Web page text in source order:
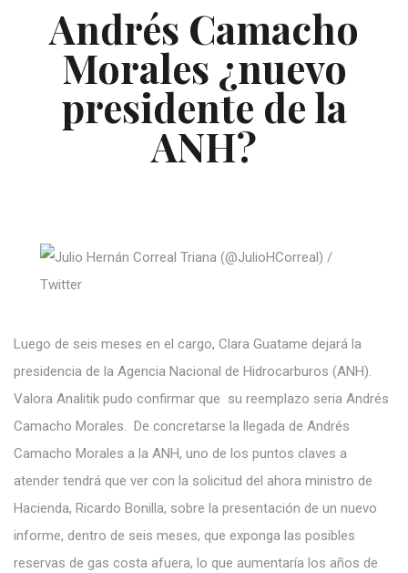
Andrés Camacho
Morales ¿nuevo
presidente de la
ANH?
Luego de seis meses en el cargo, Clara Guatame dejará la
presidencia de la Agencia Nacional de Hidrocarburos (ANH).
Valora Analitik pudo confirmar que su reemplazo seria Andrés
Camacho Morales. De concretarse la llegada de Andrés
Camacho Morales a la ANH, uno de los puntos claves a
atender tendrá que ver con la solicitud del ahora ministro de
Hacienda, Ricardo Bonilla, sobre la presentación de un nuevo
informe, dentro de seis meses, que exponga las posibles
reservas de gas costa afuera, lo que aumentaría los años de